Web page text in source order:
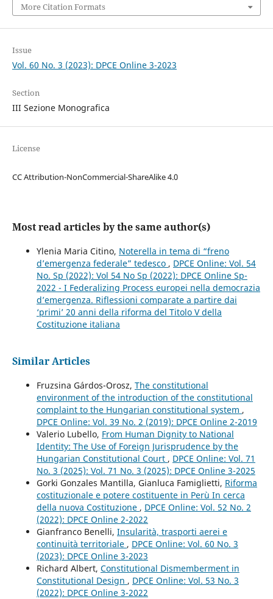
More Citation Formats
Issue
Vol. 60 No. 3 (2023): DPCE Online 3-2023
Section
III Sezione Monografica
License
CC Attribution-NonCommercial-ShareAlike 4.0
Most read articles by the same author(s)
Ylenia Maria Citino, Noterella in tema di “freno
d’emergenza federale” tedesco , DPCE Online: Vol. 54
No. Sp (2022): Vol 54 No Sp (2022): DPCE Online Sp-
2022 - I Federalizing Process europei nella democrazia
d’emergenza. Riflessioni comparate a partire dai
‘primi’ 20 anni della riforma del Titolo V della
Costituzione italiana
Similar Articles
Fruzsina Gárdos-Orosz, The constitutional
environment of the introduction of the constitutional
complaint to the Hungarian constitutional system ,
DPCE Online: Vol. 39 No. 2 (2019): DPCE Online 2-2019
Valerio Lubello, From Human Dignity to National
Identity: The Use of Foreign Jurisprudence by the
Hungarian Constitutional Court , DPCE Online: Vol. 71
No. 3 (2025): Vol. 71 No. 3 (2025): DPCE Online 3-2025
Gorki Gonzales Mantilla, Gianluca Famiglietti, Riforma
costituzionale e potere costituente in Perù In cerca
della nuova Costituzione , DPCE Online: Vol. 52 No. 2
(2022): DPCE Online 2-2022
Gianfranco Benelli, Insularità, trasporti aerei e
continuità territoriale , DPCE Online: Vol. 60 No. 3
(2023): DPCE Online 3-2023
Richard Albert, Constitutional Dismemberment in
Constitutional Design , DPCE Online: Vol. 53 No. 3
(2022): DPCE Online 3-2022